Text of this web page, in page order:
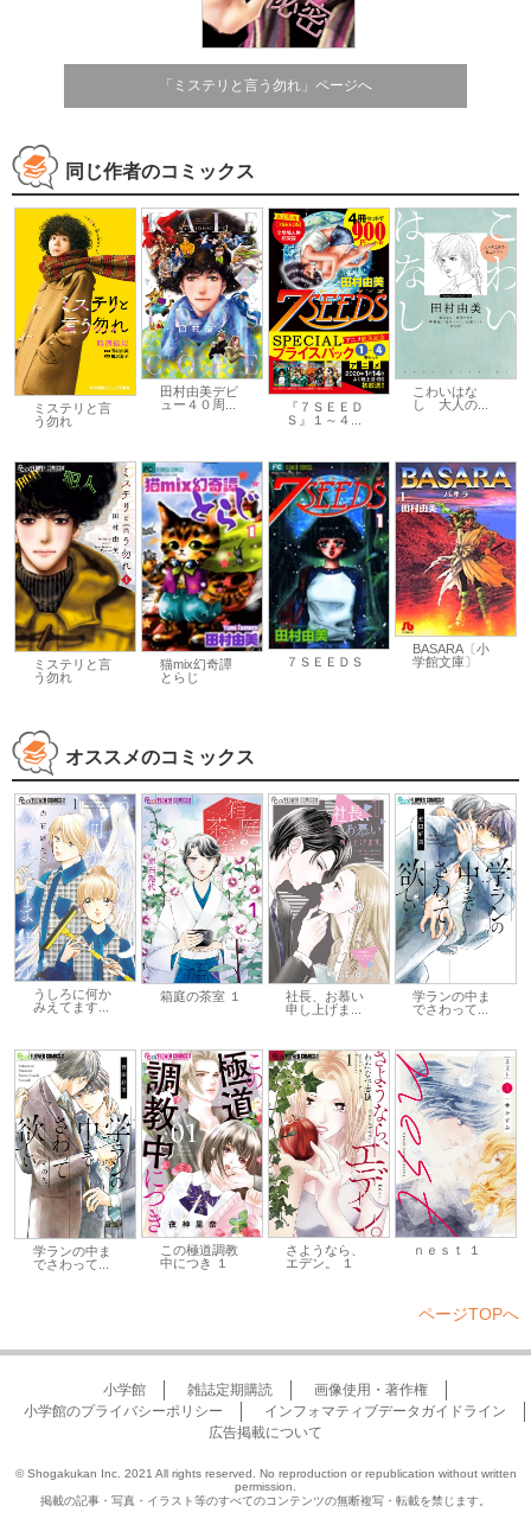
「ミステリと言う勿れ」ページへ
同じ作者のコミックス
ミステリと言
う勿れ
田村由美デビ
ュー４０周...
『７ＳＥＥＤ
Ｓ』１～４...
こわいはな
し 大人の...
ミステリと言
う勿れ
猫mix幻奇譚
とらじ
７ＳＥＥＤＳ
BASARA〔小
学館文庫〕
オススメのコミックス
うしろに何か
みえてます...
箱庭の茶室 １
社長、お慕い
申し上げま...
学ランの中ま
でさわって...
学ランの中ま
でさわって...
この極道調教
中につき １
さようなら、
エデン。 １
ｎｅｓｔ １
ページTOPへ
小学館 雑誌定期購読
画像使用・著作権
小学館のプライバシーポリシー
インフォマティブデータガイドライン
広告掲載について
© Shogakukan Inc. 2021 All rights reserved. No reproduction or republication without written
permission.
掲載の記事・写真・イラスト等のすべてのコンテンツの無断複写・転載を禁じます。